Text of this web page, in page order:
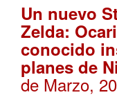
Un nuevo
Zelda:
conocido
planes de
de Marzo,